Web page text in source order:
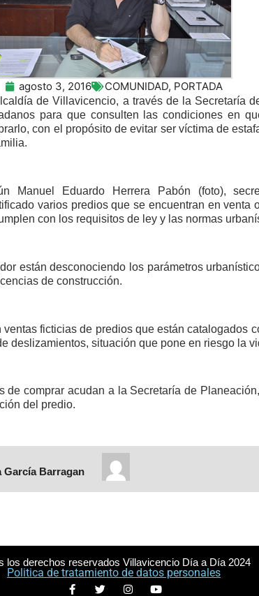
agosto 3, 2016 COMUNIDAD, PORTADA
de Villavicencio, a través de la Secretaría
para que consulten las condiciones en
con el propósito de evitar ser víctima de
Manuel Eduardo Herrera Pabón (foto),
varios predios que se encuentran en
con los requisitos de ley y las normas
están desconociendo los parámetros
de construcción.
ficticias de predios que están catalogados
deslizamientos, situación que pone en riesgo la
de comprar acudan a la Secretaría de
del predio.
García Barragan
los derechos reservados Villavicencio Día a Día 2024
Politica de tratamiento de datos personales